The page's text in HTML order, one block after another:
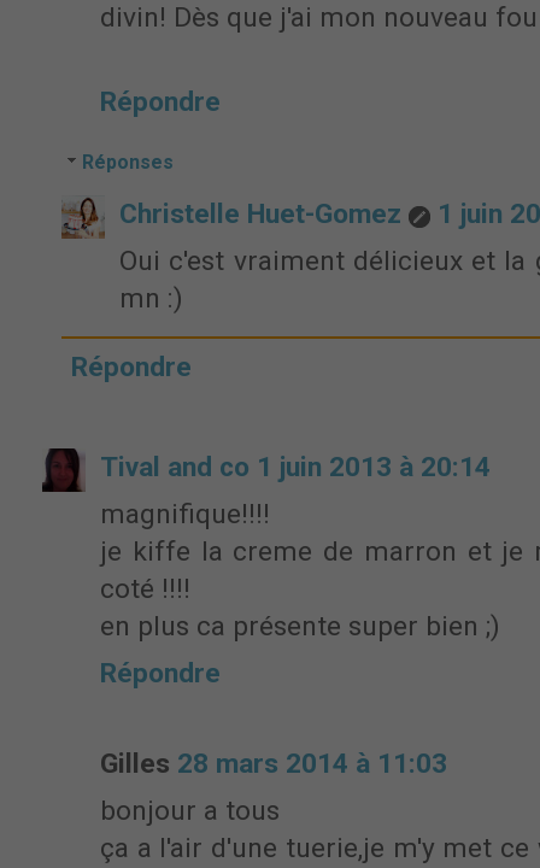
divin! Dès que j'ai mon nouveau
Répondre
Réponses
Christelle Huet-Gomez
1 juin
Oui c'est vraiment délicieux et la
mn :)
Répondre
Tival and co 1 juin 2013 à 20:14
magnifique!!!!
je kiffe la creme de marron et je
coté !!!!
en plus ca présente super bien ;)
Répondre
Gilles 28 mars 2014 à 11:03
bonjour a tous
ça a l'air d'une tuerie,je m'y met ce